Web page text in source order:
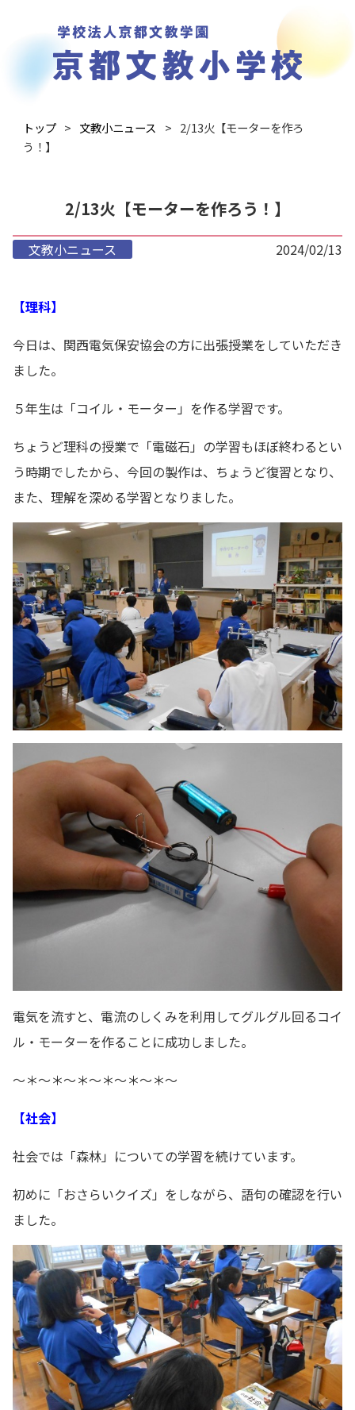
トップ 文教小ニュース
2/13火【モーターを作ろ
う！】
2/13火【モーターを作ろう！】
文教小ニュース 2024/02/13
【理科】
今日は、関西電気保安協会の方に出張授業をしていただき
ました。
５年生は「コイル・モーター」を作る学習です。
ちょうど理科の授業で「電磁石」の学習もほぼ終わるとい
う時期でしたから、今回の製作は、ちょうど復習となり、
また、理解を深める学習となりました。
電気を流すと、電流のしくみを利用してグルグル回るコイ
ル・モーターを作ることに成功しました。
～＊～＊～＊～＊～＊～＊～
【社会】
社会では「森林」についての学習を続けています。
初めに「おさらいクイズ」をしながら、語句の確認を行い
ました。